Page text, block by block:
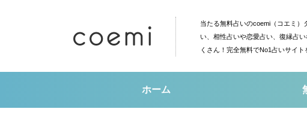
当たる無料占いのcoemi（コエミ）
い、相性占いや恋愛占い、復縁占
くさん！完全無料でNo1占いサイ
ホーム